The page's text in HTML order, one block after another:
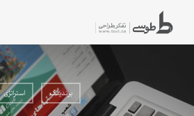
و
جستجو
برندینگ استراتژی